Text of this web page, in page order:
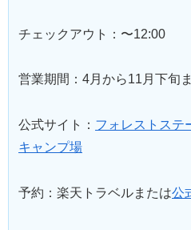
チェックアウト：〜12:00
営業期間：4月から11月下旬
公式サイト： フォレストス
キャンプ場
予約：楽天トラベルまたは公